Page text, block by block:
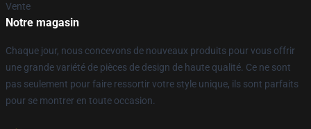
Vente
Notre magasin
Chaque jour, nous concevons de nouveaux produits pour vous offrir
une grande variété de pièces de design de haute qualité. Ce ne sont
pas seulement pour faire ressortir votre style unique, ils sont parfaits
pour se montrer en toute occasion.